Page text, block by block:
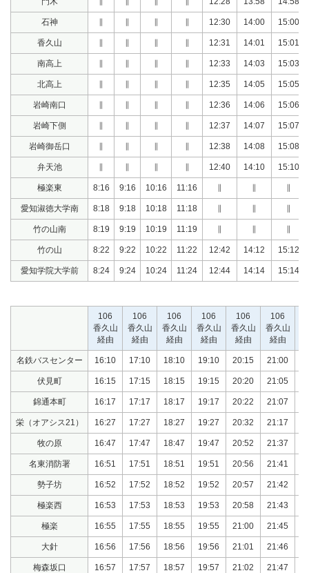
石神 12:30 14:00 15:00
香久山 12:31 14:01 15:01
南高上 12:33 14:03 15:03
北高上 12:35 14:05 15:05
岩崎南口 12:36 14:06 15:06
岩崎下側 12:37 14:07 15:07
岩崎御岳口 12:38 14:08 15:08
弁天池 12:40 14:10 15:10
極楽東 8:16 9:16 10:16 11:16
愛知淑徳大学南 8:18 9:18 10:18 11:18
竹の山南 8:19 9:19 10:19 11:19
竹の山 8:22 9:22 10:22 11:22 12:42 14:12 15:12
愛知学院大学前 8:24 9:24 10:24 11:24 12:44 14:14 15:14
106
香久山
経由
106
香久山
経由
106
香久山
経由
106
香久山
経由
106
香久山
経由
106
香久山
経由
名鉄バスセンター 16:10 17:10 18:10 19:10 20:15 21:00
伏見町 16:15 17:15 18:15 19:15 20:20 21:05
錦通本町 16:17 17:17 18:17 19:17 20:22 21:07
栄（オアシス21） 16:27 17:27 18:27 19:27 20:32 21:17
牧の原 16:47 17:47 18:47 19:47 20:52 21:37
名東消防署 16:51 17:51 18:51 19:51 20:56 21:41
勢子坊 16:52 17:52 18:52 19:52 20:57 21:42
極楽西 16:53 17:53 18:53 19:53 20:58 21:43
極楽 16:55 17:55 18:55 19:55 21:00 21:45
大針 16:56 17:56 18:56 19:56 21:01 21:46
梅森坂口 16:57 17:57 18:57 19:57 21:02 21:47